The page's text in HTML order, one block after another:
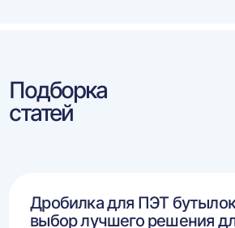
Подборка
статей
Дробилка для ПЭТ
выбор лучшего решения